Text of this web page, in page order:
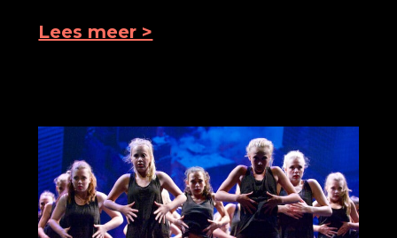
Lees meer >